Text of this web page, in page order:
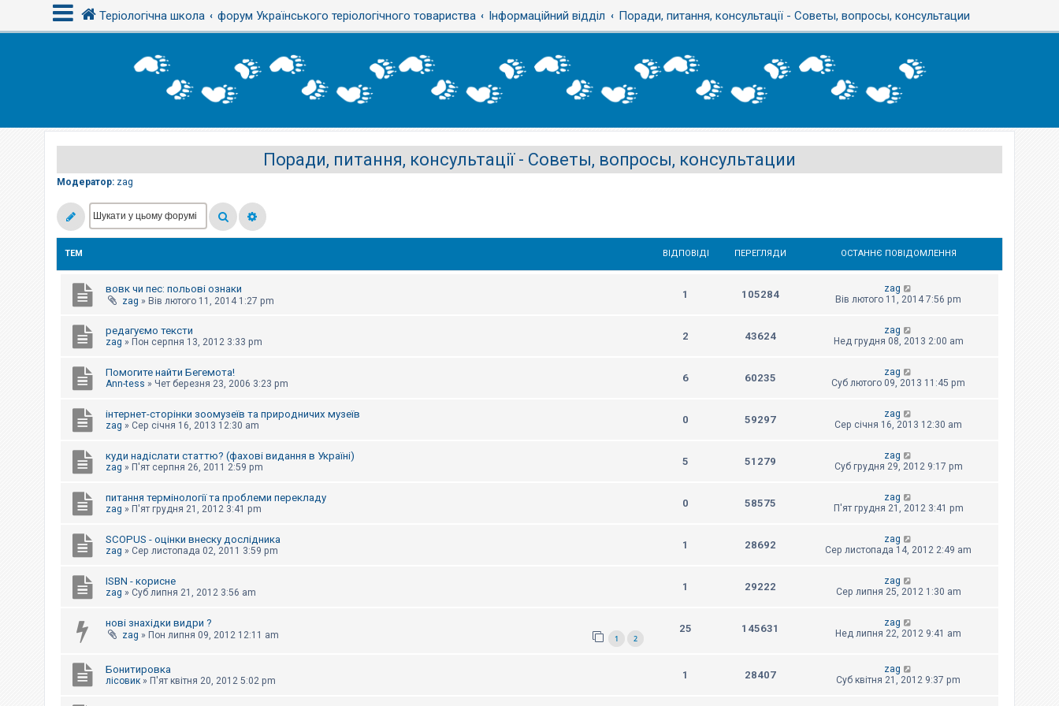
Теріологічна школа форум Українського теріологічного товариства Інформаційний відділ Поради, питання, консультації - Советы, вопросы, консультации
Поради, питання, консультації - Советы, вопросы, консультации
Модератор: zag
ТЕМ ВІДПОВІДІ ПЕРЕГЛЯДИ ОСТАННЄ ПОВІДОМЛЕННЯ
вовк чи пес: польові ознаки
zag » Вів лютого 11, 2014 1:27 pm
1 105284
zag
Вів лютого 11, 2014 7:56 pm
редагуємо тексти
zag » Пон серпня 13, 2012 3:33 pm 2 43624
zag
Нед грудня 08, 2013 2:00 am
Помогите найти Бегемота!
Ann-tess » Чет березня 23, 2006 3:23 pm 6 60235
zag
Суб лютого 09, 2013 11:45 pm
інтернет-сторінки зоомузеїв та природничих музеїв
zag » Сер січня 16, 2013 12:30 am 0 59297
zag
Сер січня 16, 2013 12:30 am
куди надіслати статтю? (фахові видання в Україні)
zag » П'ят серпня 26, 2011 2:59 pm 5 51279
zag
Суб грудня 29, 2012 9:17 pm
питання термінології та проблеми перекладу
zag » П'ят грудня 21, 2012 3:41 pm 0 58575
zag
П'ят грудня 21, 2012 3:41 pm
SCOPUS - оцінки внеску дослідника
zag » Сер листопада 02, 2011 3:59 pm 1 28692
zag
Сер листопада 14, 2012 2:49 am
ISBN - корисне
zag » Суб липня 21, 2012 3:56 am 1 29222
zag
Сер липня 25, 2012 1:30 am
нові знахідки видри ?
zag » Пон липня 09, 2012 12:11 am 1 2
25 145631
zag
Нед липня 22, 2012 9:41 am
Бонитировка
лісовик » П'ят квітня 20, 2012 5:02 pm 1 28407
zag
Суб квітня 21, 2012 9:37 pm